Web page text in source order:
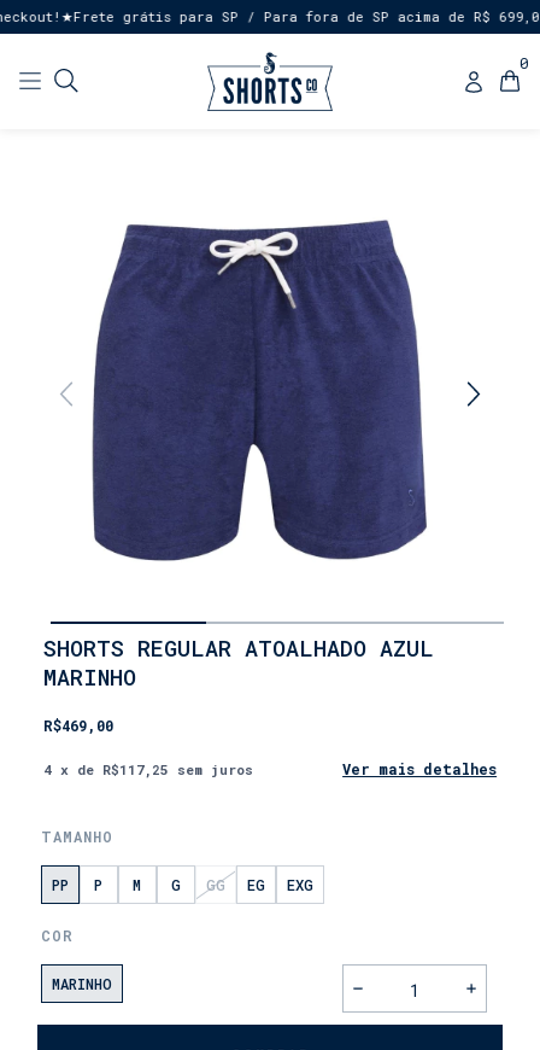
★Frete grátis para SP / Para fora de SP acima de R$ 699,00★
0
INÍCIO
•
LANÇAMENTOS
DIA
DOS
SHORTS REGULAR ATOALHADO AZUL
MARINHO
R$469,00
4 x de R$117,25 sem juros Ver mais detalhes
TAMANHO
PP P M G GG EG EXG
COR
MARINHO